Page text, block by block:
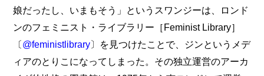
娘だったし、いまもそう」というスワンジーは、ロンド
ンのフェミニスト・ライブラリー［Feminist Library］
〔@feministlibrary〕を見つけたことで、ジンというメデ
ィアのとりこになってしまった。その独立運営のアーカ